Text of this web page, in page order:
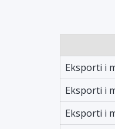
Eksporti i
Eksporti i
Eksporti i